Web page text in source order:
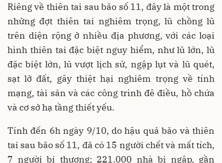
Riêng về thiên tai sau bão số 11, đây là một trong
những đợt thiên tai nghiêm trọng, lũ chồng lũ
trên diện rộng ở nhiều địa phương, với các loại
hình thiên tai đặc biệt nguy hiểm, như lũ lớn, lũ
đặc biệt lớn, lũ vượt lịch sử, ngập lụt và lũ quét,
sạt lở đất, gây thiệt hại nghiêm trọng về tính
mạng, tài sản và các công trình đê điều, hồ chứa
và cơ sở hạ tầng thiết yếu.
Tính đến 6h ngày 9/10, do hậu quả bão và thiên
tai sau bão số 11, đã có 15 người chết và mất tích,
7 người bị thương; 221.000 nhà bị ngập, gần